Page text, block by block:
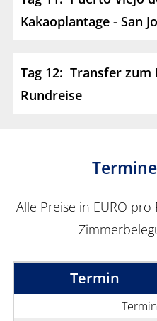
Kakaoplantage - San
Tag 12: Transfer zum
Rundreise
Alle Preise in EURO
Termin